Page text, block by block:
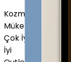
Kozmetik Durumu
Mükemmel
Çok İyi
İyi